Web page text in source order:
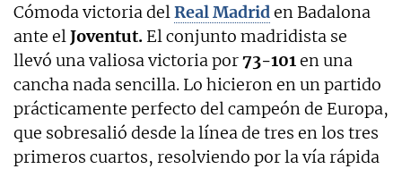
Cómoda victoria delReal Madriden Badalona
ante elJoventut. El conjunto madridista se
llevó una valiosa victoria por73-101en una
cancha nada sencilla. Lo hicieron en un partido
prácticamente perfecto del campeón de Europa,
que sobresalió desde la línea de tres en los tres
primeros cuartos, resolviendo por la vía rápida